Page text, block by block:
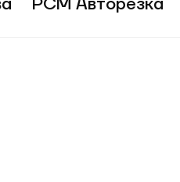
РСМ Авторезка